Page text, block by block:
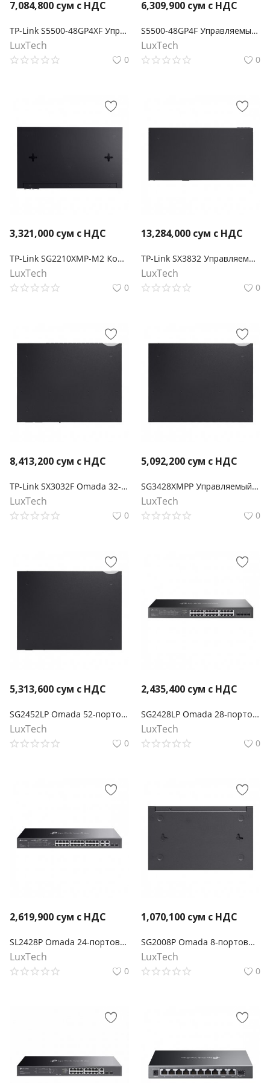
7,084,800 сум с НДС
TP-Link S5500-48GP4XF Управляемый коммутатор Omada Pro 48 портов PoE+ Gigabit L2+ с 4 слотами SFP+
LuxTech
0
6,309,900 сум с НДС
S5500-48GP4F Управляемый коммутатор Omada Pro 48 портов PoE+ Gigabit L2+ с 4 слотами SFP
LuxTech
0
3,321,000 сум с НДС
TP-Link SG2210XMP-M2 Коммутатор Smart с 8 портами 2.5GBASE-T PoE+ и 2 портами 10GE SFP+ Omada
LuxTech
0
13,284,000 сум с НДС
TP-Link SX3832 Управляемый коммутатор Omada 24-портовый 10GBASE-T L2+ с 8 слотами 10GE SFP+
LuxTech
0
8,413,200 сум с НДС
TP-Link SX3032F Omada 32-портовый 10-гигабитный управляемый SFP+ коммутатор L2+
LuxTech
0
5,092,200 сум с НДС
SG3428XMPP Управляемый коммутатор Omada L2+ с 24 портами Gigabit и 4 портами 10GE SFP+ с 16 портами PoE+ и 8 портами PoE++
LuxTech
0
5,313,600 сум с НДС
SG2452LP Omada 52‑портовый гигабитный управляемый коммутатор Smart с 32 портами PoE+
LuxTech
0
2,435,400 сум с НДС
SG2428LP Omada 28‑портовый гигабитный управляемый коммутатор Smart с 6 портами PoE+
LuxTech
0
2,619,900 сум с НДС
SL2428P Omada 24‑портовый управляемый РоЕ-коммутатор Smart Fast Ethernet, 2 гигабитными портами без РоЕ и 2 SFP слотами
LuxTech
0
1,070,100 сум с НДС
SG2008P Omada 8‑портовый гигабитный управляемый коммутатор Smart с 4 портами PoE+
LuxTech
0